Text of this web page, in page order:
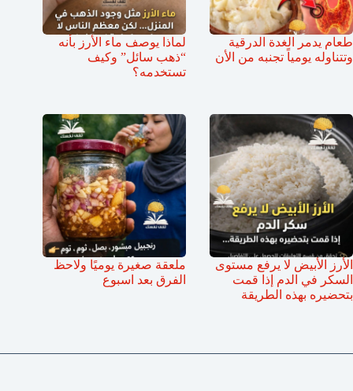
طعام يدمر الغدة الدرقية
وتتناوله يومياً تجنبه من الأن
لماذا يوصف ماء الأرز بأنه
“ذهب سائل” وكيف
تستخدمه؟
الأرز الأبيض لا يرفع مستوى
السكر في الدم إذا قمت
بتحضيره بهذه الطريقة
ملعقة صغيرة يوميًا ولاحظ
الفرق بعد اسبوع